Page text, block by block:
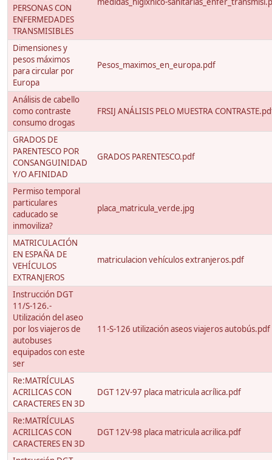
PERSONAS CON
ENFERMEDADES
TRANSMISIBLES
Dimensiones y
pesos máximos
para circular por
Europa
Pesos_maximos_en_europa.pdf
Análisis de cabello
como contraste
consumo drogas
FRSIJ ANÁLISIS PELO MUESTRA
GRADOS DE
PARENTESCO POR
CONSANGUINIDAD
Y/O AFINIDAD
GRADOS PARENTESCO.pdf
Permiso temporal
particulares
caducado se
inmoviliza?
placa_matricula_verde.jpg
MATRICULACIÓN
EN ESPAÑA DE
VEHÍCULOS
EXTRANJEROS
matriculacion vehículos extranjeros.pdf
Instrucción DGT
11/S-126.-
Utilización del aseo
por los viajeros de
autobuses
equipados con este
ser
11-S-126 utilización aseos viajeros autobús.pdf
Re:MATRÍCULAS
ACRILICAS CON
CARACTERES EN 3D
DGT 12V-97 placa matricula acrílica.pdf
Re:MATRÍCULAS
ACRILICAS CON
CARACTERES EN 3D
DGT 12V-98 placa matricula acrilica.pdf